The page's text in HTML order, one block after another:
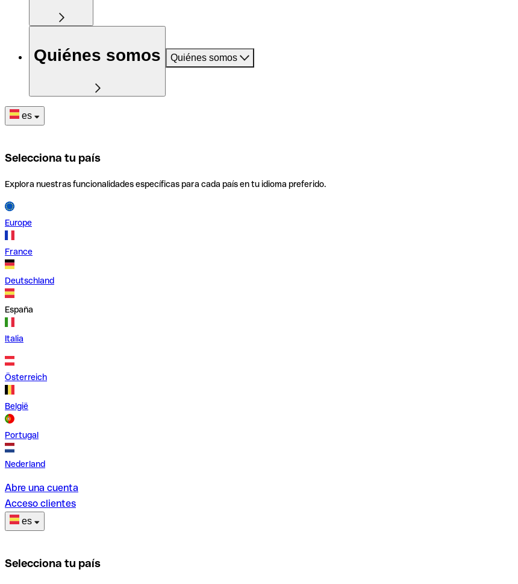
Quiénes somos Quiénes somos
es
Selecciona tu país
Explora nuestras funcionalidades específicas para cada país en tu idioma preferido.
Europe
France
Deutschland
España
Italia
Österreich
België
Portugal
Nederland
Abre una cuenta
Acceso clientes
es
Selecciona tu país